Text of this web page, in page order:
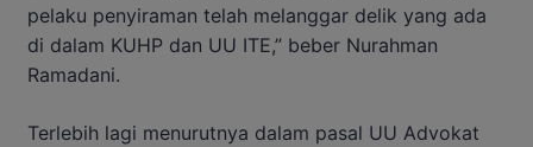
pelaku penyiraman telah melanggar delik yang ada
di dalam KUHP dan UU ITE,” beber Nurahman
Ramadani.
Terlebih lagi menurutnya dalam pasal UU Advokat